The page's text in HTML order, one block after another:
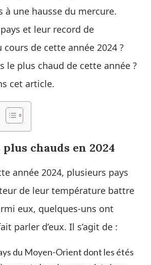
à une hausse du mercure.
et leur record de
de cette année 2024 ?
le plus chaud de cette année ?
cet article.
plus chauds en 2024
année 2024, plusieurs pays
de leur température battre
eux, quelques-uns ont
parler d’eux. Il s’agit de :
du Moyen-Orient dont les étés